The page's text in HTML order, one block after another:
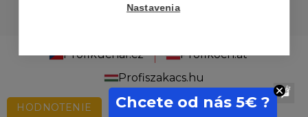
Nastavenia
Profikuchař.cz
Profikoch.at
Profiszakacs.hu
HODNOTENIE Chcete od nás 5€ ?